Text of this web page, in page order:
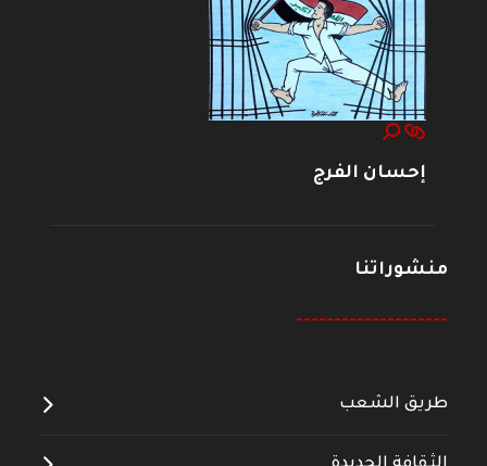
إحسان الفرج
منشوراتنا
--------------------
طريق الشعب